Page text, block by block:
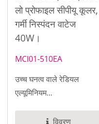
लो प्रोफाइल सीपीयू कूलर,
गर्मी निस्पंदन वाटेज
40W।
MCI01-510EA
उच्च घनत्व वाले रेडियल
एल्यूमिनियम...
विवरण